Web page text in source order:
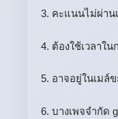
3. คะแนนไม่ผ่า
4. ต้องใช้เวลาใ
5. อาจอยู่ในเมล์ข
6. บางเพจจำกัด